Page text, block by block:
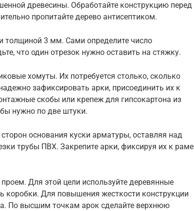
древесины. Обработайте конструкцию перед
пропитайте дерево антисептиком.
толщиной 3 мм. Сами определите число
что один отрезок нужно оставить на стяжку.
хомуты. Их потребуется столько, сколько
зафиксировать арки, присоединить их к
скобы или крепеж для гипсокартона из
нужно по две штуки.
основания куски арматуры, оставляя над
трубы ПВХ. Закрепите арки, фиксируя их к раме
Для этой цели используйте деревянные
коробки. Для повышения жесткости конструкции
По высшим точкам арок сделайте верхнюю